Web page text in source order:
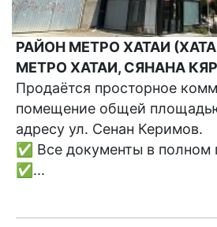
РАЙОН МЕТРО ХАТАИ
МЕТРО ХАТАИ, СЯНАНА
Продаётся просторное
помещение общей
адресу ул. Сенан Керимов.
✅ Все документы в полном
✅...